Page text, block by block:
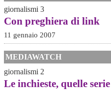
giornalismi 3
Con preghiera di link
11 gennaio 2007
MEDIAWATCH
giornalismi 2
Le inchieste, quelle serie